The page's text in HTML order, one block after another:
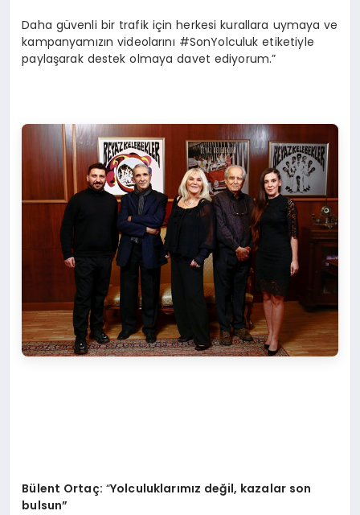
Daha güvenli bir trafik için herkesi kurallara uymaya ve
kampanyamızın videolarını #SonYolculuk etiketiyle
paylaşarak destek olmaya davet ediyorum.”
Bülent Ortaç: “Yolculuklarımız değil, kazalar son
bulsun”